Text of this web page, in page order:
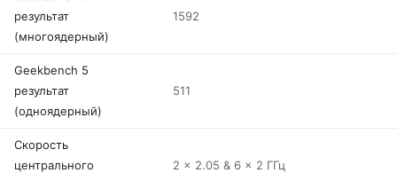
результат
(многоядерный)
1592
Geekbench 5
результат
(одноядерный)
511
Скорость
центрального
2 x 2.05 & 6 x 2 ГГц